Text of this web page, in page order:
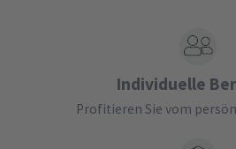
Individuelle
Profitieren Sie vom